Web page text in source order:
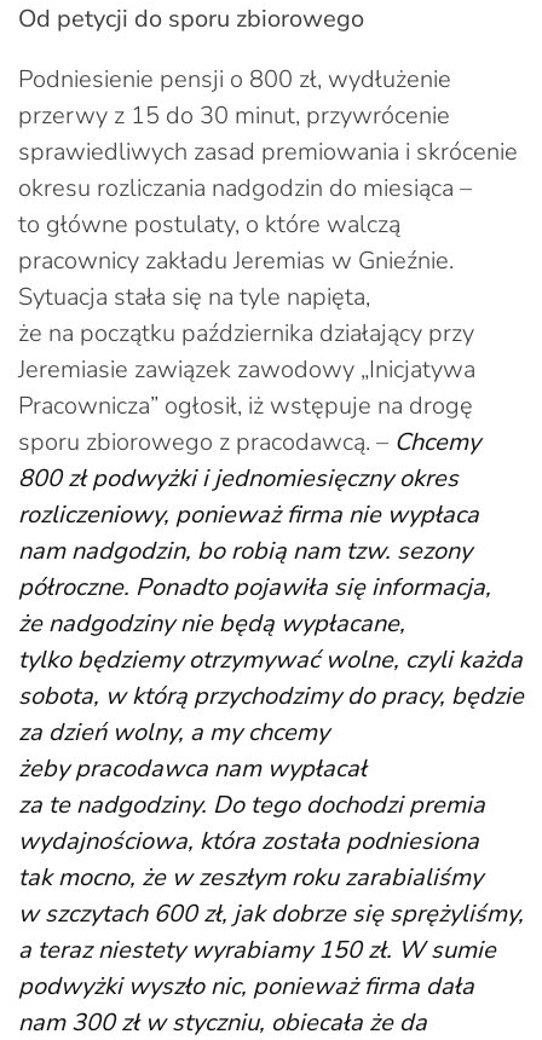
Od petycji do sporu zbiorowego
Podniesienie pensji o 800 zł, wydłużenie
przerwy z 15 do 30 minut, przywrócenie
sprawiedliwych zasad premiowania i skrócenie
okresu rozliczania nadgodzin do miesiąca –
to główne postulaty, o które walczą
pracownicy zakładu Jeremias w Gnieźnie.
Sytuacja stała się na tyle napięta,
że na początku października działający przy
Jeremiasie zawiązek zawodowy „Inicjatywa
Pracownicza” ogłosił, iż wstępuje na drogę
sporu zbiorowego z pracodawcą. – Chcemy
800 zł podwyżki i jednomiesięczny okres
rozliczeniowy, ponieważ firma nie wypłaca
nam nadgodzin, bo robią nam tzw. sezony
półroczne. Ponadto pojawiła się informacja,
że nadgodziny nie będą wypłacane,
tylko będziemy otrzymywać wolne, czyli każda
sobota, w którą przychodzimy do pracy, będzie
za dzień wolny, a my chcemy
żeby pracodawca nam wypłacał
za te nadgodziny. Do tego dochodzi premia
wydajnościowa, która została podniesiona
tak mocno, że w zeszłym roku zarabialiśmy
w szczytach 600 zł, jak dobrze się sprężyliśmy,
a teraz niestety wyrabiamy 150 zł. W sumie
podwyżki wyszło nic, ponieważ firma dała
nam 300 zł w styczniu, obiecała że da